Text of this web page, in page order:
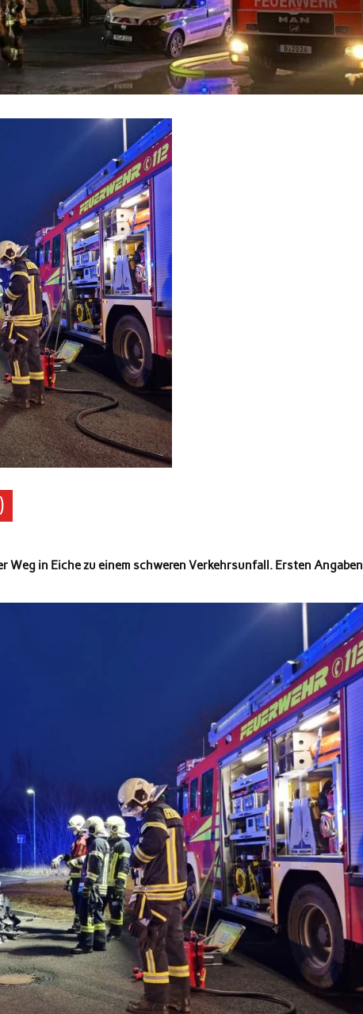
Weg in Eiche zu einem schweren Verkehrsunfall. Ersten Angaben